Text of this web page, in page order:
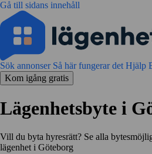
Gå till sidans innehåll
Sök annonser Så här fungerar det Hjälp
Kom igång gratis
Lägenhetsbyte i
Vill du byta hyresrätt? Se alla
lägenhet i Göteborg